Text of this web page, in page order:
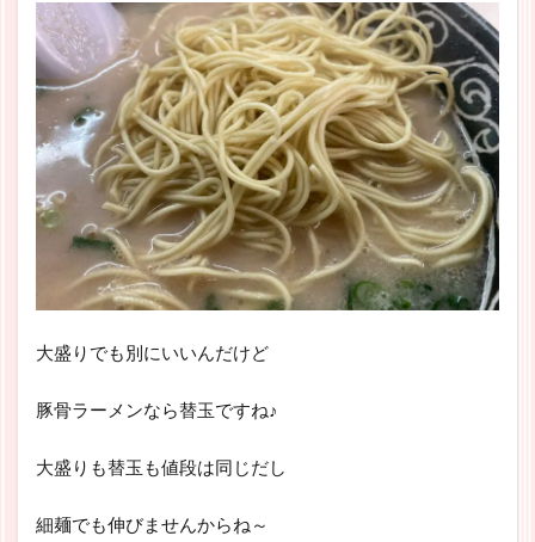
大盛りでも別にいいんだけど
豚骨ラーメンなら替玉ですね♪
大盛りも替玉も値段は同じだし
細麺でも伸びませんからね～